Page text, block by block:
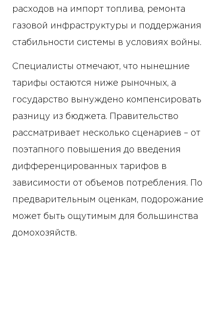
расходов на импорт топлива, ремонта
газовой инфраструктуры и поддержания
стабильности системы в условиях войны.
Специалисты отмечают, что нынешние
тарифы остаются ниже рыночных, а
государство вынуждено компенсировать
разницу из бюджета. Правительство
рассматривает несколько сценариев – от
поэтапного повышения до введения
дифференцированных тарифов в
зависимости от объемов потребления. По
предварительным оценкам, подорожание
может быть ощутимым для большинства
домохозяйств.